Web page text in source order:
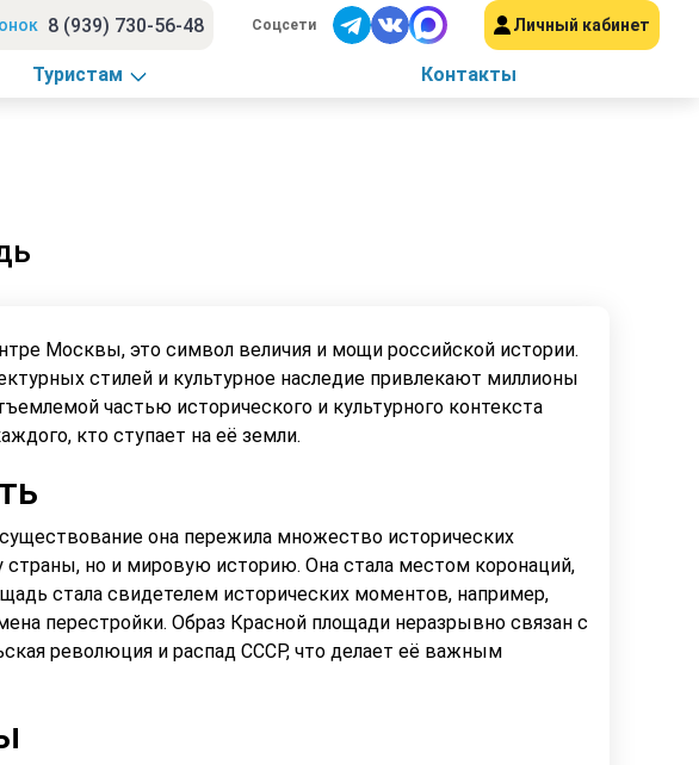
8 (939) 730-56-48 Соцсети Личный кабинет
Туристам Контакты
Москвы, это символ величия и мощи российской истории.
стилей и культурное наследие привлекают миллионы
частью исторического и культурного контекста
кто ступает на её земли.
она пережила множество исторических
но и мировую историю. Она стала местом коронаций,
стала свидетелем исторических моментов, например,
перестройки. Образ Красной площади неразрывно связан с
революция и распад СССР, что делает её важным